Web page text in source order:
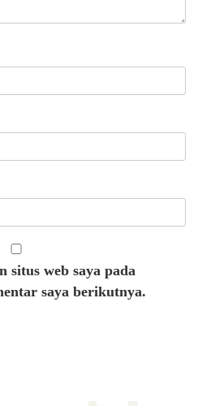
situs web saya pada
saya berikutnya.